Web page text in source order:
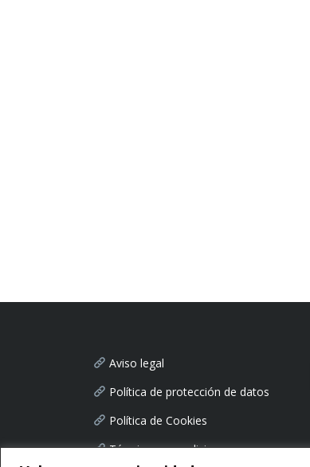
Aviso legal
Política de protección de datos
Política de Cookies
Términos y condiciones